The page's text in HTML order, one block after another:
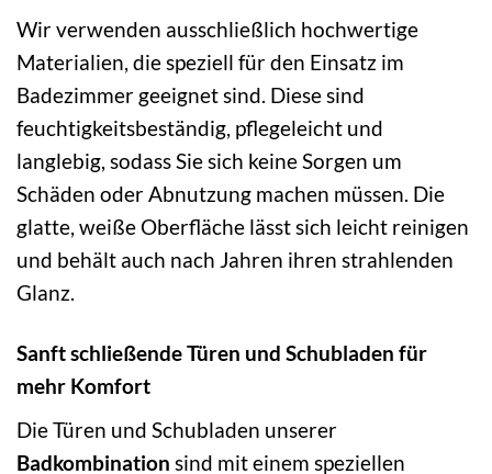
Wir verwenden ausschließlich hochwertige
Materialien, die speziell für den Einsatz im
Badezimmer geeignet sind. Diese sind
feuchtigkeitsbeständig, pflegeleicht und
langlebig, sodass Sie sich keine Sorgen um
Schäden oder Abnutzung machen müssen. Die
glatte, weiße Oberfläche lässt sich leicht reinigen
und behält auch nach Jahren ihren strahlenden
Glanz.
Sanft schließende Türen und Schubladen für
mehr Komfort
Die Türen und Schubladen unserer
Badkombination sind mit einem speziellen